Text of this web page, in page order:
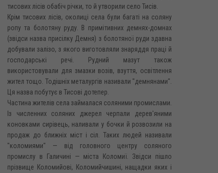
тисових лісів обабіч річки, то й утворили село Тисів.
Крім тисових лісів, околиці села були багаті на соляну
ропу та болотяну руду. В примітивних демнях-домнах
(звідси назва присілку Демня) з болотяної руди здавна
добували залізо, з якого виготовляли знаряддя праці й
господарські речі. Рудний мазут також
використовували для змазки возів, взуття, освітлення
жител тощо. Тодішніх металургів називали "демнянами".
Ця назва побутує в Тисові дотепер.
Частина жителів села займалася соляними промислами.
Із численних соляних джерел черпали дерев'яними
коновками сирівець, наливали у бочки й розвозили на
продаж до ближніх міст і сіл. Таких людей називали
"коломиями" — від головного центру соляного
промислу в Галичині — міста Коломиї. Звідси пішло
прізвище Коломийові, Коломийчишині, нащадки яких і